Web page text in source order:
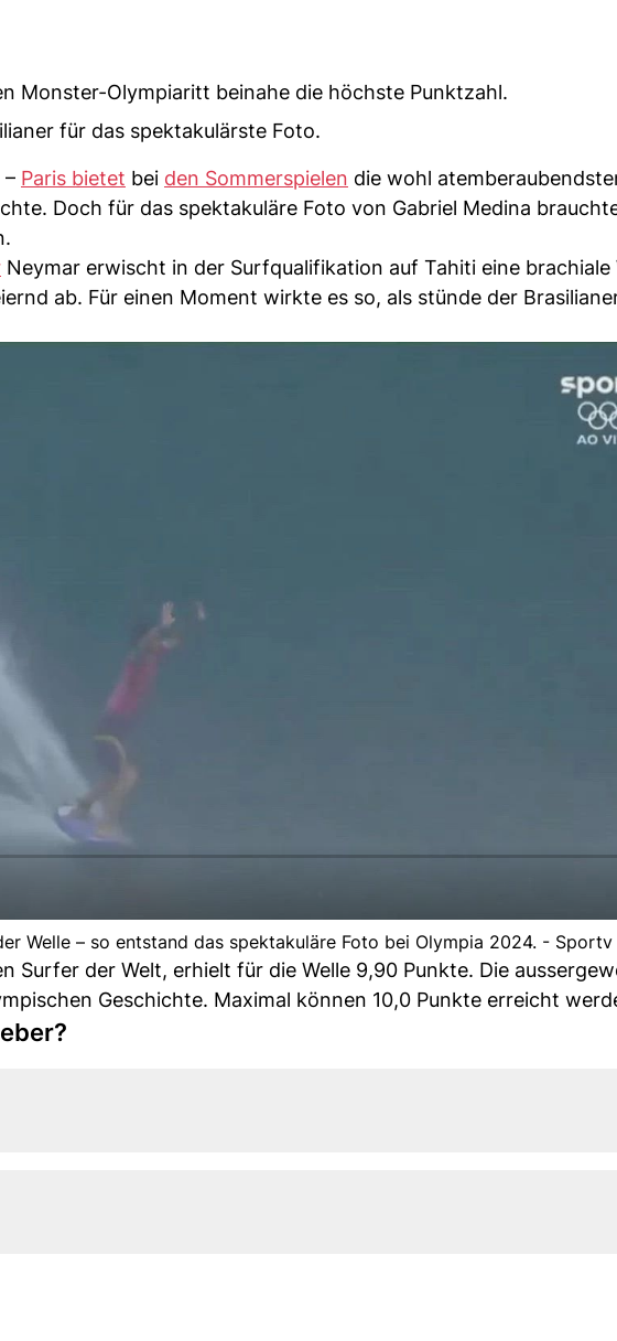
Monster-Olympiaritt beinahe die höchste Punktzahl.
für das spektakulärste Foto.
– Paris bietet bei den Sommerspielen die wohl
Doch für das spektakuläre Foto von Gabriel Medina
Neymar erwischt in der Surfqualifikation auf Tahiti eine brachiale
ab. Für einen Moment wirkte es so, als stünde der
Welle – so entstand das spektakuläre Foto bei Olympia 2024. - Sportv
Surfer der Welt, erhielt für die Welle 9,90 Punkte. Die
Geschichte. Maximal können 10,0 Punkte erreicht